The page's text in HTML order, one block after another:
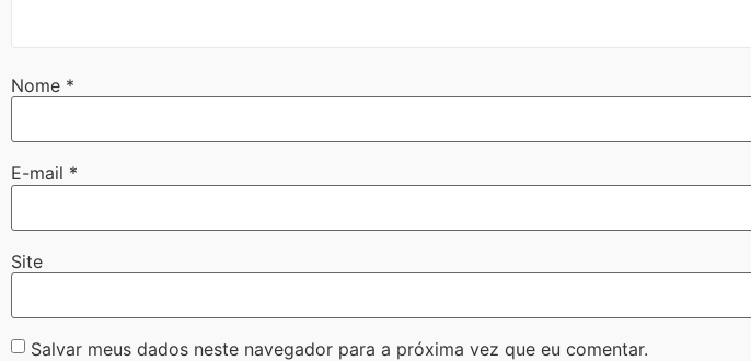
Nome *
E-mail *
Site
Salvar meus dados neste navegador para a próxima vez que eu comentar.